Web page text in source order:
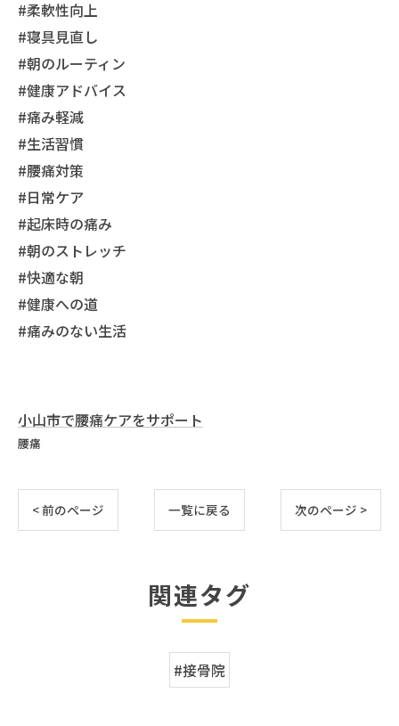
#柔軟性向上
#寝具見直し
#朝のルーティン
#健康アドバイス
#痛み軽減
#生活習慣
#腰痛対策
#日常ケア
#起床時の痛み
#朝のストレッチ
#快適な朝
#健康への道
#痛みのない生活
小山市で腰痛ケアをサポート
腰痛
< 前のページ 一覧に戻る 次のページ >
関連タグ
#接骨院